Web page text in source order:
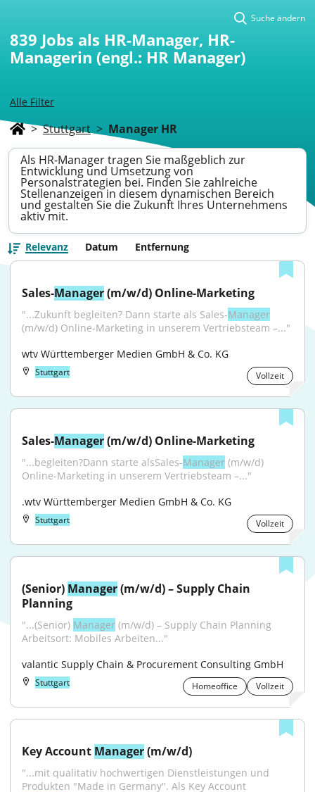
Alle Filter
Suche ändern
839 Jobs als HR-Manager, HR-
Managerin (engl.: HR Manager)
> Stuttgart > Manager HR
Als HR-Manager tragen Sie maßgeblich zur
Entwicklung und Umsetzung von
Personalstrategien bei. Finden Sie zahlreiche
Stellenanzeigen in diesem dynamischen Bereich
und gestalten Sie die Zukunft Ihres Unternehmens
aktiv mit.
Relevanz Datum Entfernung
Sales-Manager (m/w/d) Online-Marketing
"...Zukunft begleiten? Dann starte als Sales-Manager
(m/w/d) Online-Marketing in unserem Vertriebsteam –..."
wtv Württemberger Medien GmbH & Co. KG
Stuttgart Vollzeit
Sales-Manager (m/w/d) Online-Marketing
"...begleiten?Dann starte alsSales-Manager (m/w/d)
Online-Marketing in unserem Vertriebsteam –..."
.wtv Württemberger Medien GmbH & Co. KG
Stuttgart Vollzeit
(Senior) Manager (m/w/d) – Supply Chain
Planning
"...(Senior) Manager (m/w/d) – Supply Chain Planning
Arbeitsort: Mobiles Arbeiten..."
valantic Supply Chain & Procurement Consulting GmbH
Stuttgart Homeoffice Vollzeit
Key Account Manager (m/w/d)
"...mit qualitativ hochwertigen Dienstleistungen und